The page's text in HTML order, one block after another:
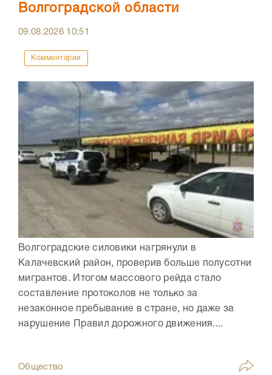
Волгоградской области
09.08.2026 10:51
Комментарии
Волгоградские силовики нагрянули в
Калачевский район, проверив больше полусотни
мигрантов. Итогом массового рейда стало
составление протоколов не только за
незаконное пребывание в стране, но даже за
нарушение Правил дорожного движения....
Общество